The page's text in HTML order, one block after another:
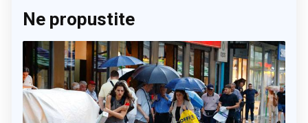
Ne propustite